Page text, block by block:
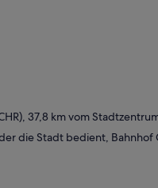
37,8 km vom
die Stadt bedient, Bahnhof